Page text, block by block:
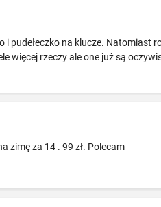
na klucze. Natomiast
więcej rzeczy ale one już są
zimę za 14 . 99 zł. Polecam